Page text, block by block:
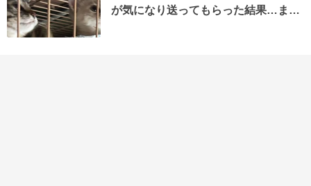
が気になり送ってもらった結果…ま…